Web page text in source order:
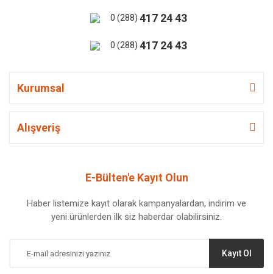
0 (288) 417 24 43
0 (288) 417 24 43
Kurumsal
Alışveriş
E-Bülten'e Kayıt Olun
Haber listemize kayıt olarak kampanyalardan, indirim ve
yeni ürünlerden ilk siz haberdar olabilirsiniz.
Kayıt Ol